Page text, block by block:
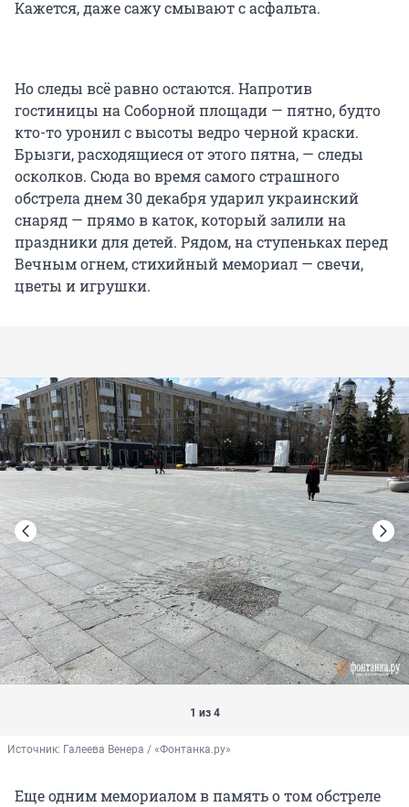
Кажется, даже сажу смывают с асфальта.
Но следы всё равно остаются. Напротив
гостиницы на Соборной площади — пятно, будто
кто-то уронил с высоты ведро черной краски.
Брызги, расходящиеся от этого пятна, — следы
осколков. Сюда во время самого страшного
обстрела днем 30 декабря ударил украинский
снаряд — прямо в каток, который залили на
праздники для детей. Рядом, на ступеньках перед
Вечным огнем, стихийный мемориал — свечи,
цветы и игрушки.
1 из 4
Источник: Галеева Венера / «Фонтанка.ру»
Еще одним мемориалом в память о том обстреле